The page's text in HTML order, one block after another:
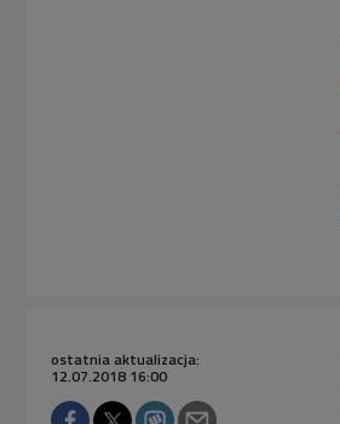
ostatnia aktualizacja:
12.07.2018 16:00